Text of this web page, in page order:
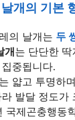
개의 기본
의 날개는 두
개는 단단한 딱
중됩니다.
는 얇고 투명하
발달 정도가
국제곤충행동